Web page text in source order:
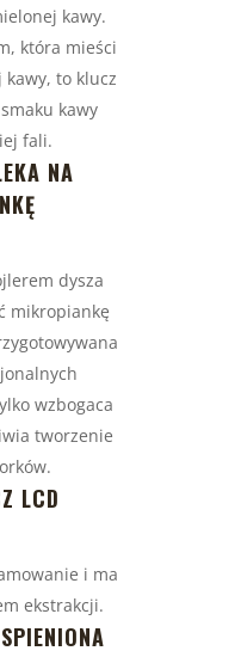
kawy.
która mieści
kawy, to klucz
kawy
fali.
NA
dysza
mikropiankę
wzbogaca
tworzenie
LCD
i ma
ekstrakcji.